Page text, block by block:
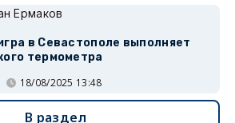
Ермаков
в Севастополе выполняет
термометра
18/08/2025 13:48
В раздел